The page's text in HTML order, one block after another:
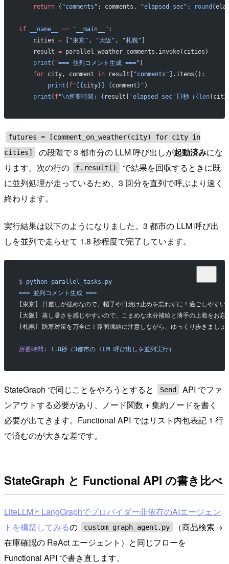
    return
{ "comments" : comments, "elapsed_sec" : round
if __name__ == "__main__" :
    cities
= [ "東京" , "大阪" , "札幌"
    result
= parallel_weather_comments.invoke(cities)
    print
( "=== 並列コメント生成 ===" )
    for
city, comment in result[ "comments" ].items():
        print
( f"[ { city} { comment } " )
    print
( f"\n所要時間: { result[ 'elapsed_sec' }秒（ {len
futures = [comment_on_weather(city) for city in
cities]
の段階で 3 都市分の LLM 呼び出しが起動済みにな
ります。次の行の
f.result()
で結果を回収するときに既
に並列処理が走っているため、3 回分を直列で呼ぶより速く
終わります。
実行結果は以下のようになりました。3 都市の LLM 呼び出
しを並列で走らせて 1.8 秒程度で完了しています。
$ python parallel_tasks.py
=== 並列コメント生成 ===
[東京] 日差しが強めなので、帽子や日焼け止めを忘れずに！過ごしやすい
[大阪] 蒸し暑さを感じやすいので、こまめな水分補給と薄手の上着をお忘
[札幌] 防寒対策を万全に！路面凍結に注意しながら、ゆっくり歩きましょ
所要時間: 1.8秒（3都市の LLM 呼び出しを並列実行）
StateGraph で同じことをやろうとすると Send
API でファ
ンアウトする必要があり、ノード関数 + 集約ノードを書く
必要が出てきます。Functional API ではリスト内包表記 1 行
で済むのが大きな差です。
StateGraph と Functional API の書き比べ
LiteLLMとLangGraphでプロバイダー非依存のAIエージェン
トを構築してみるの custom_graph_agent.py
（商品検索→
在庫確認の ReAct エージェント）と同じフローを
Functional API で書き直します。